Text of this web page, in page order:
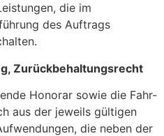
die im
des Auftrags
Zurückbehaltungsrecht
Honorar sowie die Fahr-
aus der jeweils gültigen
die neben der